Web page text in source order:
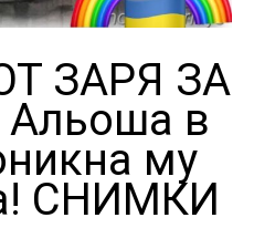
ЗАРЯ ЗА
Альоша в
му
СНИМКИ